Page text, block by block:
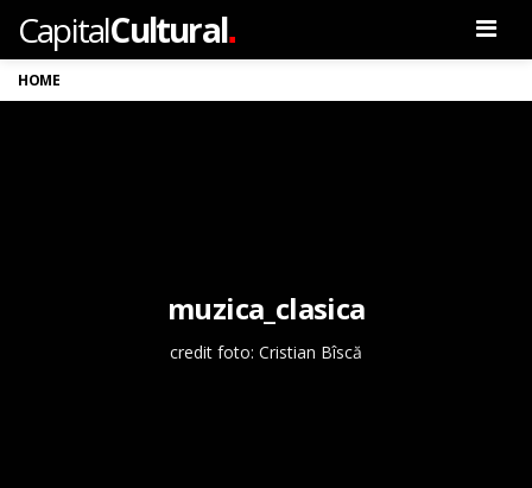
CapitalCultural.
HOME
muzica_clasica
credit foto: Cristian Bîscă